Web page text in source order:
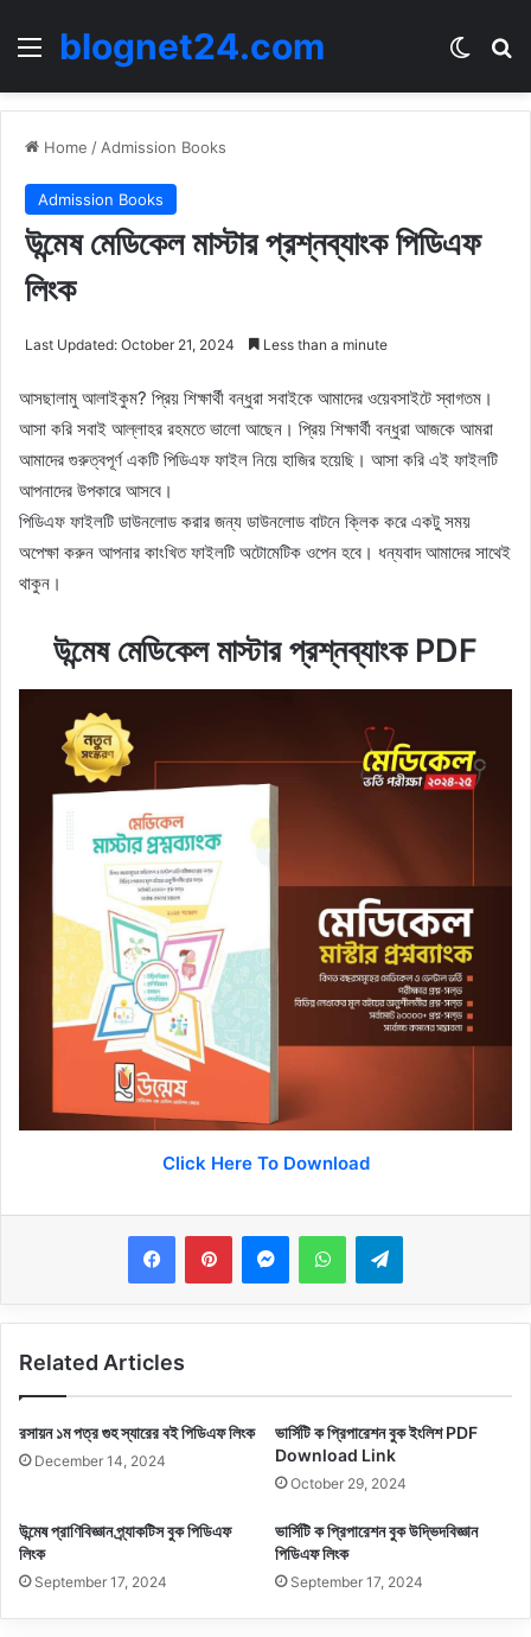
Menublognet24.com
Home / Admission Books
Admission Books
উন্মেষ মেডিকেল মাস্টার প্রশ্নব্যাংক পিডিএফ
লিংক
Last Updated: October 21, 2024 Less than a minute
আসছালামু আলাইকুম? প্রিয় শিক্ষার্থী বন্ধুরা সবাইকে আমাদের ওয়েবসাইটে স্বাগতম।
আসা করি সবাই আল্লাহর রহমতে ভালো আছেন। প্রিয় শিক্ষার্থী বন্ধুরা আজকে আমরা
আমাদের গুরুত্বপূর্ণ একটি পিডিএফ ফাইল নিয়ে হাজির হয়েছি। আসা করি এই ফাইলটি
আপনাদের উপকারে আসবে।
পিডিএফ ফাইলটি ডাউনলোড করার জন্য ডাউনলোড বাটনে ক্লিক করে একটু সময়
অপেক্ষা করুন আপনার কাংখিত ফাইলটি অটোমেটিক ওপেন হবে। ধন্যবাদ আমাদের সাথেই
থাকুন।
উন্মেষ মেডিকেল মাস্টার প্রশ্নব্যাংক PDF
Click Here To Download
MessengerWhatsAppTelegram
Related Articles
রসায়ন ১ম পত্র গুহ স্যারের বই পিডিএফ লিংক
December 14, 2024
ভার্সিটি ক প্রিপারেশন বুক ইংলিশ PDF
Download Link
October 29, 2024
উন্মেষ প্রাণিবিজ্ঞান প্র্যাকটিস বুক পিডিএফ
লিংক
September 17, 2024
ভার্সিটি ক প্রিপারেশন বুক উদ্ভিদবিজ্ঞান
পিডিএফ লিংক
September 17, 2024